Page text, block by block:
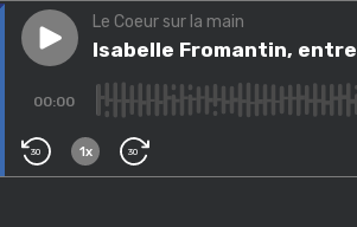
Play episodeIsabelle Fromantin, entre
Le Coeur sur la main
Isabelle Fromantin,
00:00
30 1x 30